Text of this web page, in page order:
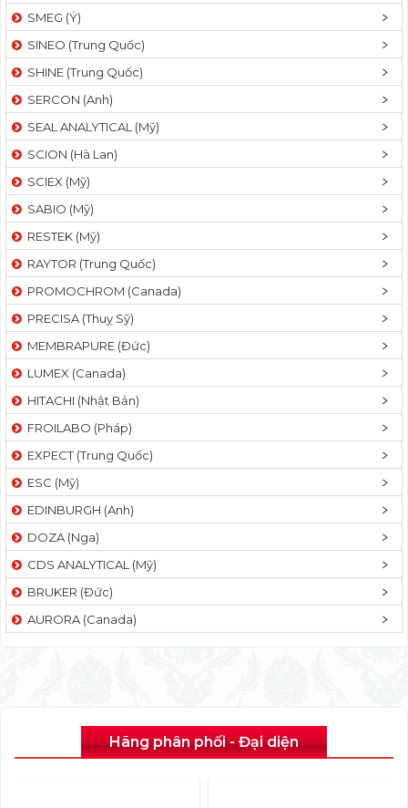
SMEG (Ý)
SINEO (Trung Quốc)
SHINE (Trung Quốc)
SERCON (Anh)
SEAL ANALYTICAL (Mỹ)
SCION (Hà Lan)
SCIEX (Mỹ)
SABIO (Mỹ)
RESTEK (Mỹ)
RAYTOR (Trung Quốc)
PROMOCHROM (Canada)
PRECISA (Thuỵ Sỹ)
MEMBRAPURE (Đức)
LUMEX (Canada)
HITACHI (Nhật Bản)
FROILABO (Pháp)
EXPECT (Trung Quốc)
ESC (Mỹ)
EDINBURGH (Anh)
DOZA (Nga)
CDS ANALYTICAL (Mỹ)
BRUKER (Đức)
AURORA (Canada)
Hãng phân phối - Đại diện